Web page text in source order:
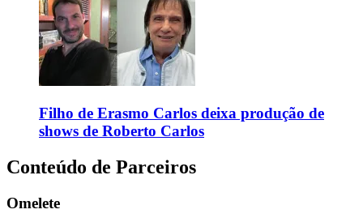
Filho de Erasmo Carlos deixa produção de
shows de Roberto Carlos
Conteúdo de Parceiros
Omelete